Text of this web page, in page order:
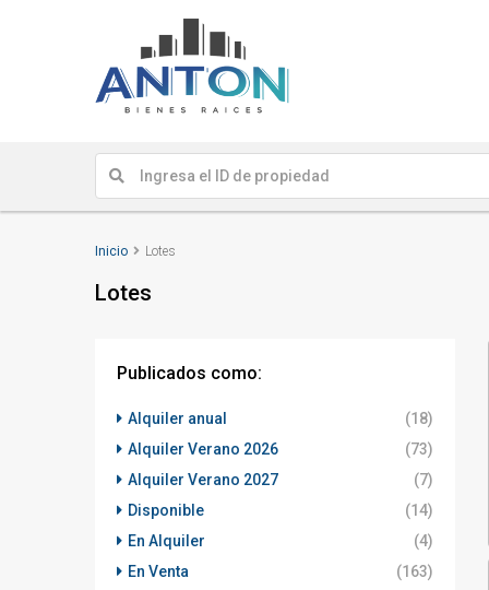
Inicio Lotes
Lotes
Publicados como:
Alquiler anual
(18)
Alquiler Verano 2026
(73)
Alquiler Verano 2027
(7)
Disponible
(14)
En Alquiler
(4)
En Venta
(163)